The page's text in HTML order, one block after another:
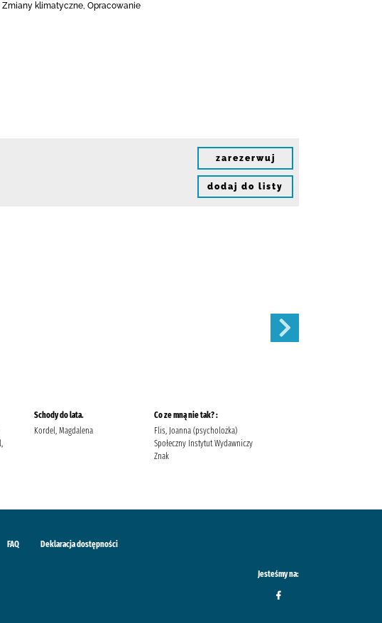
Zmiany klimatyczne, Opracowanie
zarezerwuj
dodaj do listy
Schody do lata.
Kordel, Magdalena
Co ze mną nie tak? :
Flis, Joanna (psycholożka)
Społeczny Instytut Wydawniczy
Znak
FAQ Deklaracja dostępności
Jesteśmy na: